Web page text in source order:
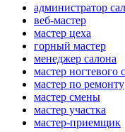
администратор
веб-мастер
мастер цеха
горный мастер
менеджер салона
мастер ногтевого
мастер по ремонту
мастер смены
мастер участка
мастер-приемщик